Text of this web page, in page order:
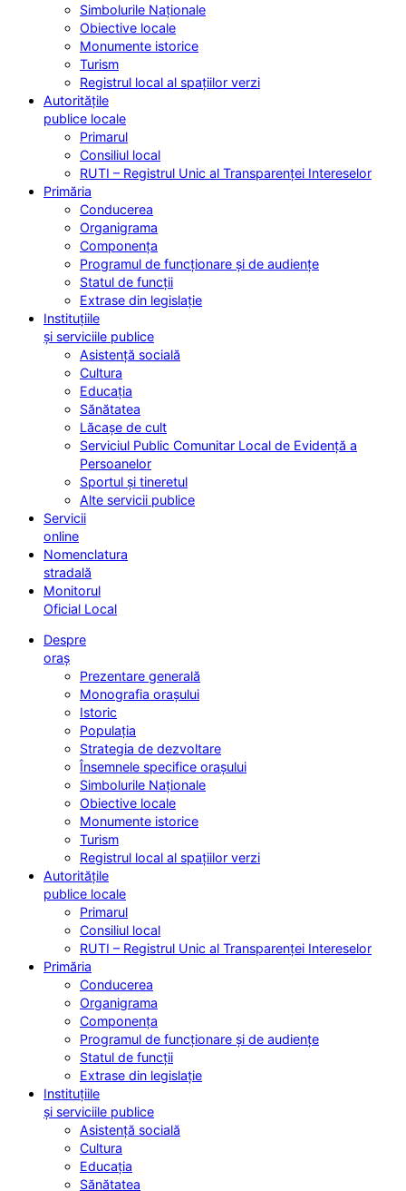
Simbolurile Naționale
Obiective locale
Monumente istorice
Turism
Registrul local al spațiilor verzi
Autoritățile
publice locale
Primarul
Consiliul local
RUTI – Registrul Unic al Transparenței Intereselor
Primăria
Conducerea
Organigrama
Componența
Programul de funcționare și de audiențe
Statul de funcții
Extrase din legislație
Instituțiile
și serviciile publice
Asistență socială
Cultura
Educația
Sănătatea
Lăcașe de cult
Serviciul Public Comunitar Local de Evidență a
Persoanelor
Sportul și tineretul
Alte servicii publice
Servicii
online
Nomenclatura
stradală
Monitorul
Oficial Local
Despre
oraș
Prezentare generală
Monografia orașului
Istoric
Populația
Strategia de dezvoltare
Însemnele specifice orașului
Simbolurile Naționale
Obiective locale
Monumente istorice
Turism
Registrul local al spațiilor verzi
Autoritățile
publice locale
Primarul
Consiliul local
RUTI – Registrul Unic al Transparenței Intereselor
Primăria
Conducerea
Organigrama
Componența
Programul de funcționare și de audiențe
Statul de funcții
Extrase din legislație
Instituțiile
și serviciile publice
Asistență socială
Cultura
Educația
Sănătatea